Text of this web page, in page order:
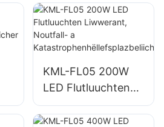
Gebaifassaden a
Baustellenbeliichtu
ng
KML-FL05 200W
LED Flutluuchten
Liwwerant,
Noutfall- a